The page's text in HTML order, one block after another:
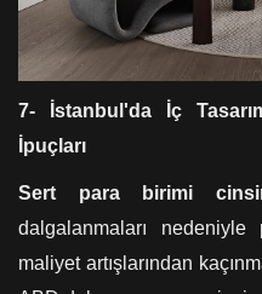
7- İstanbul'da İç
İpuçları
Sert para birimi
dalgalanmaları
maliyet artışlarından